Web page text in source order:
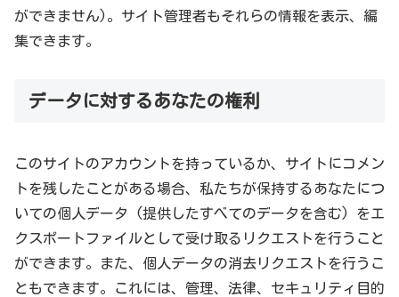
ができません)。サイト管理者もそれらの情報を表示、編
集できます。
データに対するあなたの権利
このサイトのアカウントを持っているか、サイトにコメン
トを残したことがある場合、私たちが保持するあなたにつ
いての個人データ (提供したすべてのデータを含む) をエ
クスポートファイルとして受け取るリクエストを行うこと
ができます。また、個人データの消去リクエストを行うこ
ともできます。これには、管理、法律、セキュリティ目的